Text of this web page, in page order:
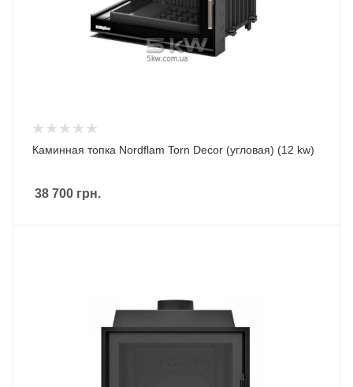
Каминная топка Nordflam Torn Decor (угловая) (12 kw)
38 700 грн.